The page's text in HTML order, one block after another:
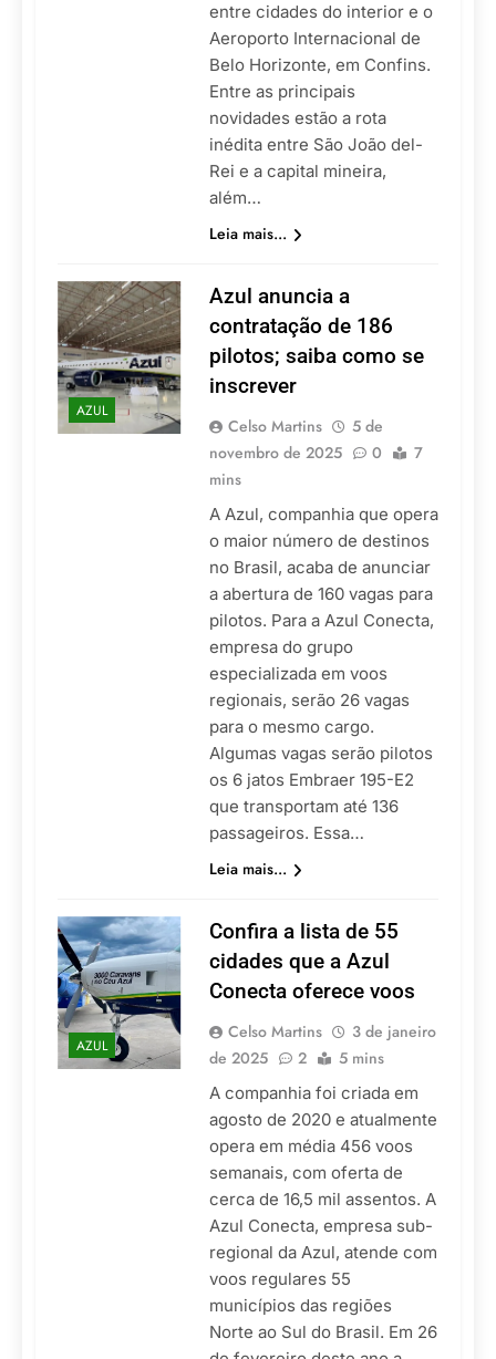
entre cidades do interior e o
Aeroporto Internacional de
Belo Horizonte, em Confins.
Entre as principais
novidades estão a rota
inédita entre São João del-
Rei e a capital mineira,
além…
Leia mais...
AZUL
Azul anuncia a
contratação de 186
pilotos; saiba como se
inscrever
Celso Martins
5 de
novembro de 2025
0
7
mins
A Azul, companhia que opera
o maior número de destinos
no Brasil, acaba de anunciar
a abertura de 160 vagas para
pilotos. Para a Azul Conecta,
empresa do grupo
especializada em voos
regionais, serão 26 vagas
para o mesmo cargo.
Algumas vagas serão pilotos
os 6 jatos Embraer 195-E2
que transportam até 136
passageiros. Essa…
Leia mais...
AZUL
Confira a lista de 55
cidades que a Azul
Conecta oferece voos
Celso Martins
3 de janeiro
de 2025
2 5 mins
A companhia foi criada em
agosto de 2020 e atualmente
opera em média 456 voos
semanais, com oferta de
cerca de 16,5 mil assentos. A
Azul Conecta, empresa sub-
regional da Azul, atende com
voos regulares 55
municípios das regiões
Norte ao Sul do Brasil. Em 26